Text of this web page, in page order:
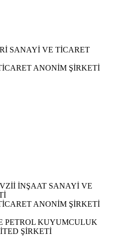
SANAYİ VE TİCARET
ANONİM ŞİRKETİ
İNŞAAT SANAYİ VE
ANONİM ŞİRKETİ
PETROL KUYUMCULUK
ŞİRKETİ